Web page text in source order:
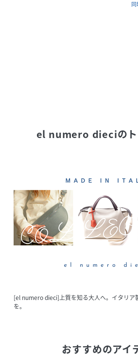
el numero dieciの
[el numero dieci]上質を知る大人へ。イタリア
を。
おすすめのアイ